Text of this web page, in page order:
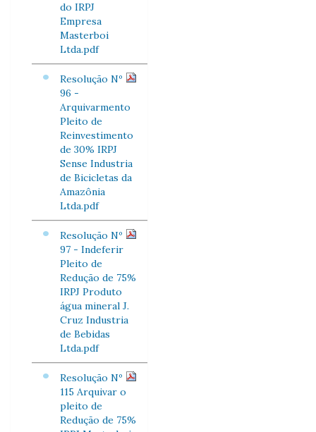
do IRPJ
Empresa
Masterboi
Ltda.pdf
Resolução Nº
96 -
Arquivarmento
Pleito de
Reinvestimento
de 30% IRPJ
Sense Industria
de Bicicletas da
Amazônia
Ltda.pdf
Resolução Nº
97 - Indeferir
Pleito de
Redução de 75%
IRPJ Produto
água mineral J.
Cruz Industria
de Bebidas
Ltda.pdf
Resolução Nº
115 Arquivar o
pleito de
Redução de 75%